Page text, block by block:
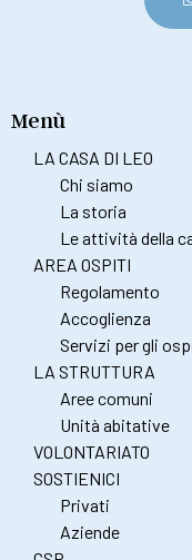
Menù
LA CASA DI LEO
Chi siamo
La storia
Le attività della
AREA OSPITI
Regolamento
Accoglienza
Servizi per gli
LA STRUTTURA
Aree comuni
Unità abitative
VOLONTARIATO
SOSTIENICI
Privati
Aziende